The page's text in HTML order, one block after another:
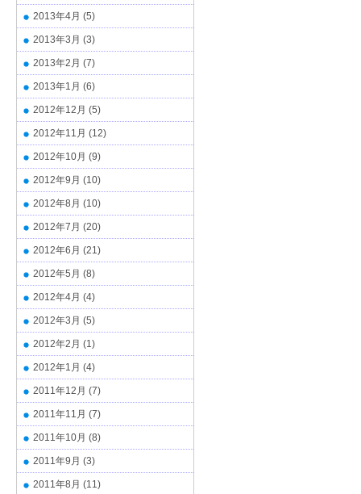
2013年4月 (5)
2013年3月 (3)
2013年2月 (7)
2013年1月 (6)
2012年12月 (5)
2012年11月 (12)
2012年10月 (9)
2012年9月 (10)
2012年8月 (10)
2012年7月 (20)
2012年6月 (21)
2012年5月 (8)
2012年4月 (4)
2012年3月 (5)
2012年2月 (1)
2012年1月 (4)
2011年12月 (7)
2011年11月 (7)
2011年10月 (8)
2011年9月 (3)
2011年8月 (11)